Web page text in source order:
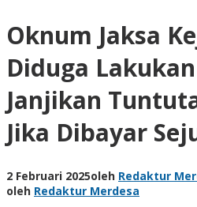
Oknum Jaksa
Diduga
Janjikan
Jika Dibayar
2 Februari 2025oleh Redaktur
oleh Redaktur Merdesa